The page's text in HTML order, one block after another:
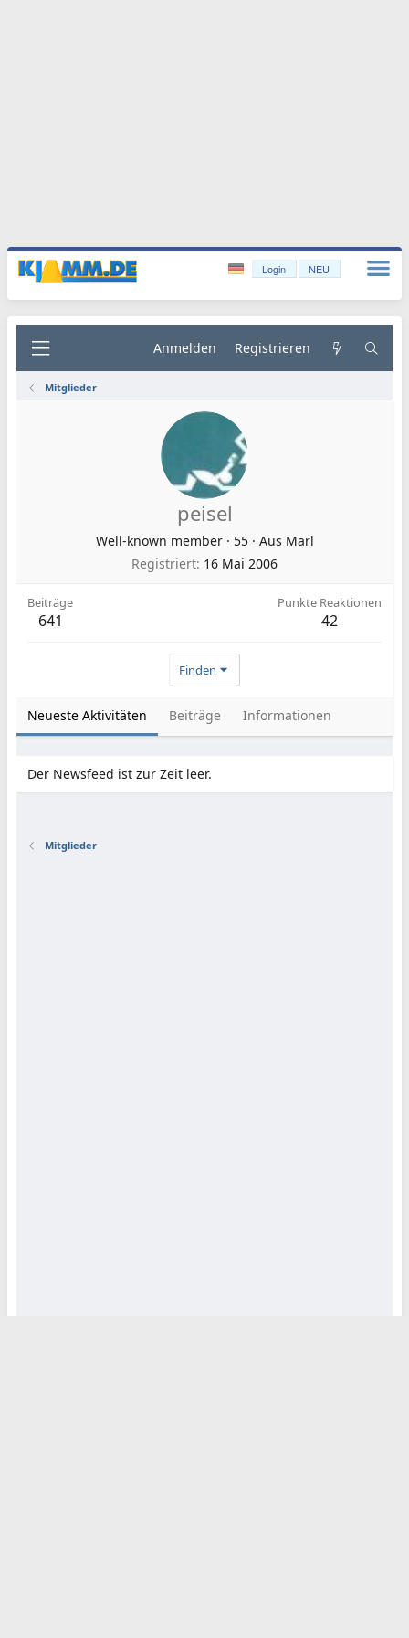
Login NEU
Anmelden Registrieren
Mitglieder
peisel
Well-known member · 55 · Aus Marl
Registriert 16 Mai 2006
Beiträge
641
Punkte Reaktionen
42
Finden
Neueste Aktivitäten Beiträge Informationen
Der Newsfeed ist zur Zeit leer.
Mitglieder